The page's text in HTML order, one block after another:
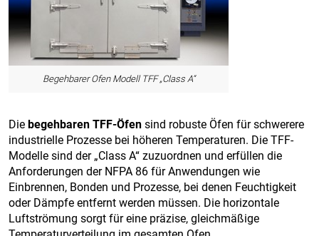
Begehbarer Ofen Modell TFF „Class A“
Die begehbaren TFF-Öfen sind robuste Öfen für schwerere
industrielle Prozesse bei höheren Temperaturen. Die TFF-
Modelle sind der „Class A“ zuzuordnen und erfüllen die
Anforderungen der NFPA 86 für Anwendungen wie
Einbrennen, Bonden und Prozesse, bei denen Feuchtigkeit
oder Dämpfe entfernt werden müssen. Die horizontale
Luftströmung sorgt für eine präzise, gleichmäßige